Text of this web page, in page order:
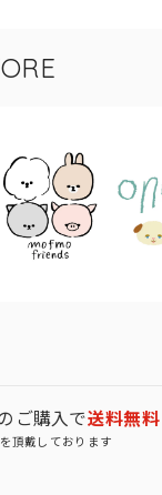
ご購入で送料無料
頂戴しております